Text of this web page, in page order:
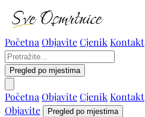
Početna ObjaviteCjenik Kontakt
Pregled po mjestima
Početna ObjaviteCjenik Kontakt
Objavite
Pregled po mjestima